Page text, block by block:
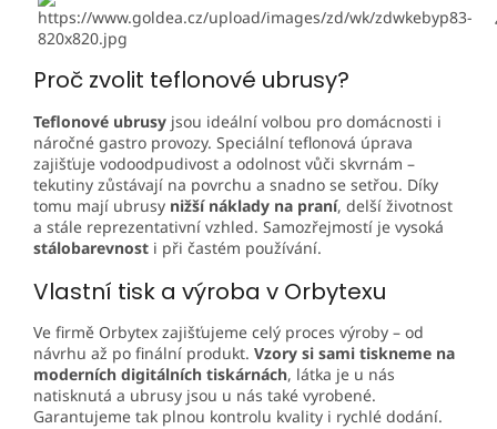
Proč zvolit teflonové ubrusy?
Teflonové ubrusy jsou ideální volbou pro domácnosti i
náročné gastro provozy. Speciální teflonová úprava
zajišťuje vodoodpudivost a odolnost vůči skvrnám –
tekutiny zůstávají na povrchu a snadno se setřou. Díky
tomu mají ubrusy nižší náklady na praní, delší životnost
a stále reprezentativní vzhled. Samozřejmostí je vysoká
stálobarevnost i při častém používání.
Vlastní tisk a výroba v Orbytexu
Ve firmě Orbytex zajišťujeme celý proces výroby – od
návrhu až po finální produkt. Vzory si sami tiskneme na
moderních digitálních tiskárnách, látka je u nás
natisknutá a ubrusy jsou u nás také vyrobené.
Garantujeme tak plnou kontrolu kvality i rychlé dodání.